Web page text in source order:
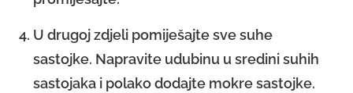
U drugoj zdjeli pomiješajte sve suhe
sastojke. Napravite udubinu u sredini suhih
sastojaka i polako dodajte mokre sastojke.